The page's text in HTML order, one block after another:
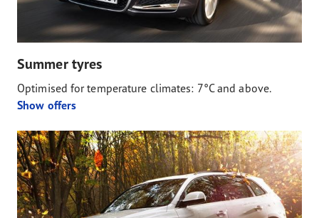
Summer tyres
Optimised for temperature climates: 7°C and above.
Show offers